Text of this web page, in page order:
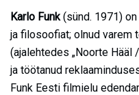
Karlo Funk (sünd. 1971)
ja filosoofiat; olnud varem
(ajalehtedes „Noorte Hääl
ja töötanud
Funk Eesti filmielu